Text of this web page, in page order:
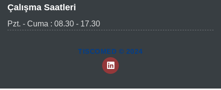
Çalışma Saatleri
Pzt. - Cuma : 08.30 - 17.30
TISCOMED © 2024